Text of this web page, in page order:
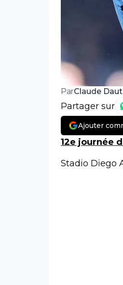
ParClaude
Partager sur
Ajouter
12e journée
Stadio Diego